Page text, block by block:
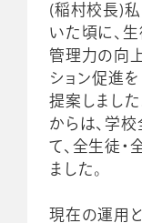
(稲村校長)
いた頃に、
管理力の向
ション促進
提案しました
からは、学
て、全生徒
ました。
現在の運用